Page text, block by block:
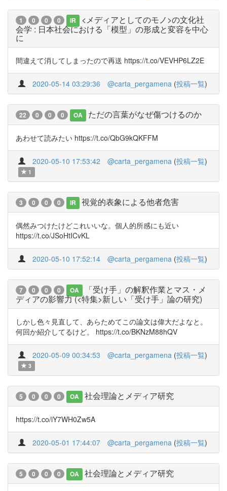
1 0 0 0 IR
<メディアとしてのモノ>の文化社
会学 : 日本社会における「模型」の形成と変容を中心
に
間違えて消してしまったので再送 https://t.co/VEVHP6LZ2E
2020-05-14 03:29:36 @carta_pergamena (投稿一覧)
22 0 0 0 OA ただの言葉がなぜ傷つけるのか
あわせて読みたい https://t.co/QbG9kQKFFM
2020-05-10 17:53:42 @carta_pergamena (投稿一覧)
1
3 0 0 0 IR 視覚的表象による他者危害
偶然みつけたけどこれいいな。個人的所感にも近い
https://t.co/JSoHtICvKL
2020-05-10 17:52:14 @carta_pergamena (投稿一覧)
7 0 0 0 OA
「受け手」の解釈作業とマス・メ
ディアの影響力 (<特集>新しい「受け手」論の研究)
しかし色々見直して、あらためてこの論文は偉大だよなと。
何回か紹介してるけど。 https://t.co/BKNzM88hQV
2020-05-09 00:34:53 @carta_pergamena (投稿一覧)
3
5 0 0 0 OA 社会理論とメディア研究
https://t.co/iY7WH0Zw5A
2020-05-01 17:44:07 @carta_pergamena (投稿一覧)
5 0 0 0 OA 社会理論とメディア研究